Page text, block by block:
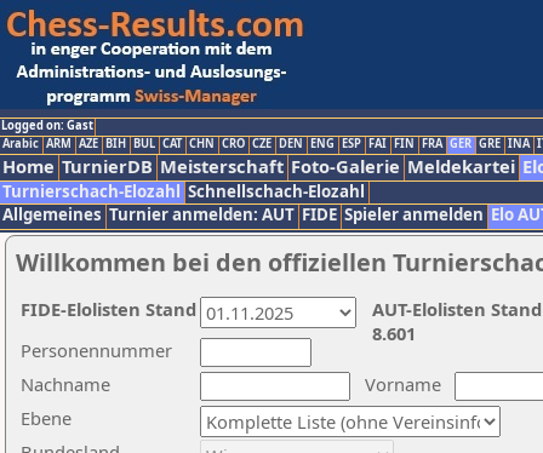
Logged on: Gast
Arabic ARM AZE BIH BUL CAT CHN CRO CZE DEN ENG ESP FAI FIN FRA GER GRE INA
Home TurnierDB Meisterschaft Foto-Galerie Meldekartei
Turnierschach-Elozahl Schnellschach-Elozahl
Allgemeines Turnier anmelden: AUT FIDE Spieler anmelden Elo
Willkommen bei den offiziellen
Nachname
Vorname
Ebene
Personennummer
AUT-Elolisten
8.601
FIDE-Elolisten Stand